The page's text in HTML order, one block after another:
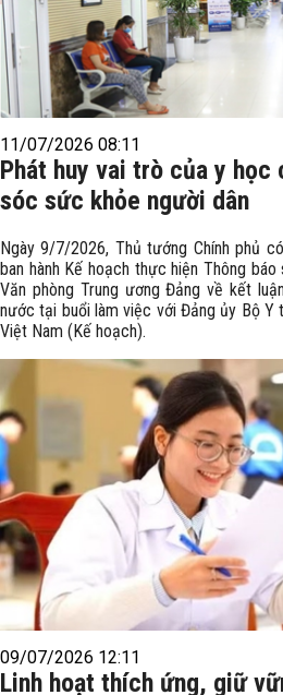
11/07/2026 08:11
Phát huy vai trò của y
sóc sức khỏe người dân
Ngày 9/7/2026, Thủ tướng Chính phủ
ban hành Kế hoạch thực hiện Thông
Văn phòng Trung ương Đảng về kết
nước tại buổi làm việc với Đảng ủy Bộ Y
Việt Nam (Kế hoạch).
09/07/2026 12:11
Linh hoạt thích ứng, giữ